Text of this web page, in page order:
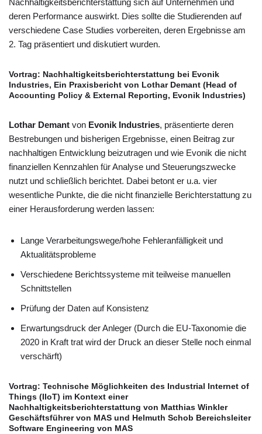
Nachhaltigkeitsberichterstattung sich auf Unternehmen und
deren Performance auswirkt. Dies sollte die Studierenden auf
verschiedene Case Studies vorbereiten, deren Ergebnisse am
2. Tag präsentiert und diskutiert wurden.
Vortrag: Nachhaltigkeitsberichterstattung bei Evonik
Industries, Ein Praxisbericht von Lothar Demant (Head of
Accounting Policy & External Reporting, Evonik Industries)
Lothar Demant von Evonik Industries, präsentierte deren
Bestrebungen und bisherigen Ergebnisse, einen Beitrag zur
nachhaltigen Entwicklung beizutragen und wie Evonik die nicht
finanziellen Kennzahlen für Analyse und Steuerungszwecke
nutzt und schließlich berichtet. Dabei betont er u.a. vier
wesentliche Punkte, die die nicht finanzielle Berichterstattung zu
einer Herausforderung werden lassen:
Lange Verarbeitungswege/hohe Fehleranfälligkeit und
Aktualitätsprobleme
Verschiedene Berichtssysteme mit teilweise manuellen
Schnittstellen
Prüfung der Daten auf Konsistenz
Erwartungsdruck der Anleger (Durch die EU-Taxonomie die
2020 in Kraft trat wird der Druck an dieser Stelle noch einmal
verschärft)
Vortrag: Technische Möglichkeiten des Industrial Internet of
Things (IIoT) im Kontext einer
Nachhaltigkeitsberichterstattung von Matthias Winkler
Geschäftsführer von MAS und Helmuth Schob Bereichsleiter
Software Engineering von MAS